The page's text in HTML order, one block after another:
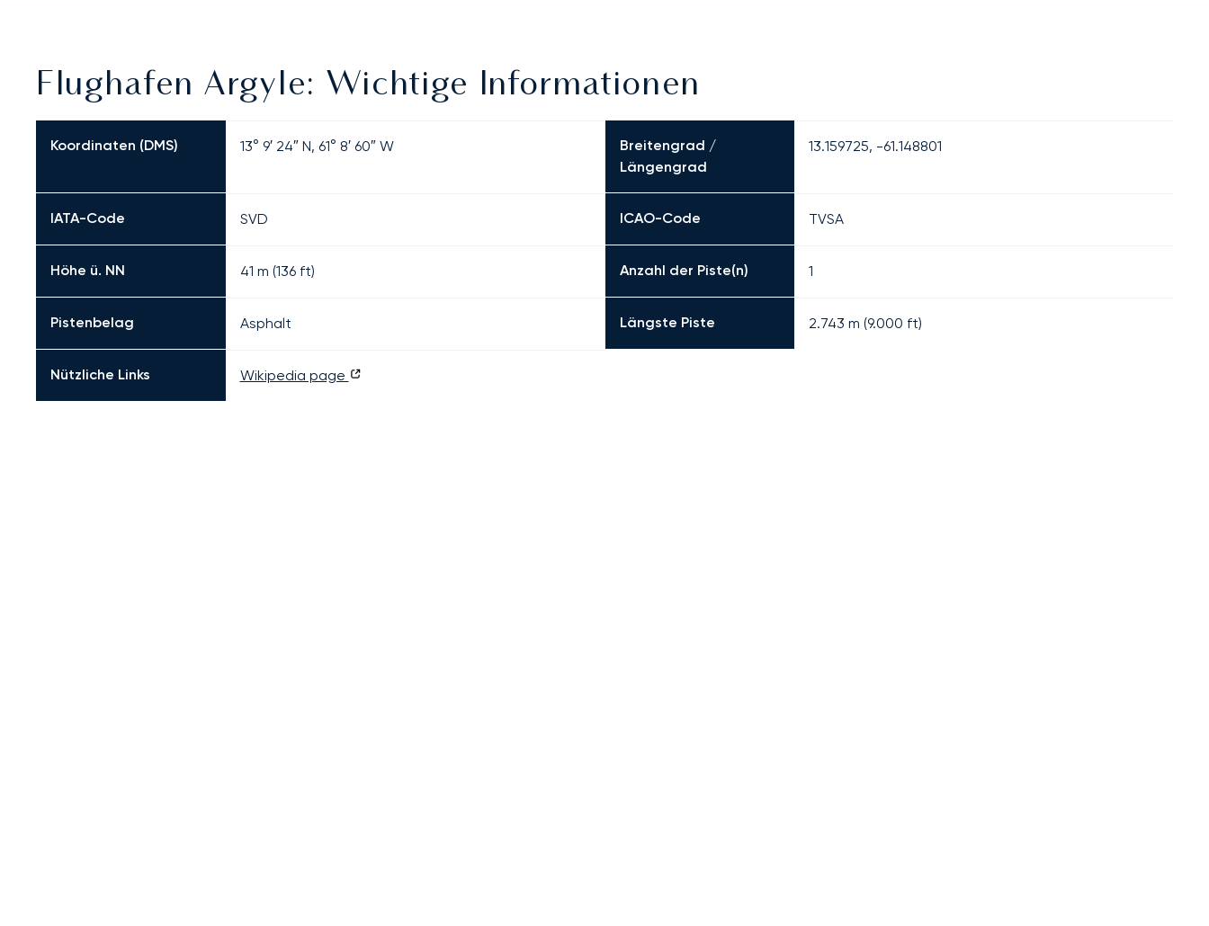
Flughafen Argyle: Wichtige Informationen
Koordinaten (DMS) 13° 9′ 24″ N, 61° 8′ 60″ W
Breitengrad /
Längengrad
13.159725, -61.148801
IATA-Code SVD ICAO-Code TVSA
Höhe ü. NN 41 m (136 ft) Anzahl der Piste(n) 1
Pistenbelag Asphalt Längste Piste 2.743 m (9.000 ft)
Nützliche Links Wikipedia page